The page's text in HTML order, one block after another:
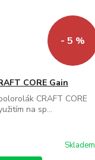
- 5 %
CORE Gain
CRAFT CORE
na sp...
Skladem